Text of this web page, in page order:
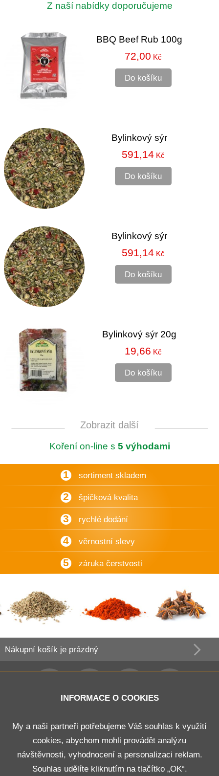
Z naší nabídky doporučujeme
BBQ Beef Rub 100g
72,00 Kč
Do košíku
Bylinkový sýr
591,14 Kč
Do košíku
Bylinkový sýr
591,14 Kč
Do košíku
Bylinkový sýr 20g
19,66 Kč
Do košíku
Zobrazit další
Koření on-line s 5 výhodami
1 sortiment skladem
2 špičková kvalita
3 rychlé dodání
4 věrnostní slevy
5 záruka čerstvosti
Nákupní košík je prázdný
Obchodní podmínky
Doprava a platba
Odstoupení od smlouvy
INFORMACE O COOKIES
My a naši partneři potřebujeme Váš souhlas k využití
cookies, abychom mohli provádět analýzu
návštěvnosti, vyhodnocení a personalizaci reklam.
Souhlas udělíte kliknutím na tlačítko „OK“.